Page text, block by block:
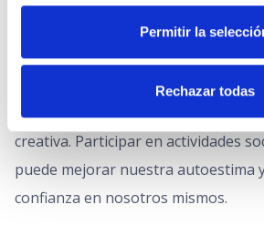
Permitir la
Rechazar todas
mantener nuestra mente aguda y a
deterioro cognitivo. Mantener
regulares con otras personas nos
mentalmentey nos desafía a
creativa. Participar en actividades
puede mejorar nuestra autoestima
confianza en nosotros mismos.